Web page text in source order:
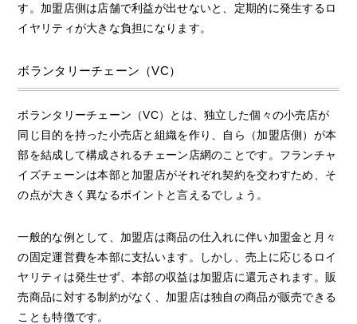
す。加盟店側は店舗で利益が出せないと、定期的に発生するロ
イヤリティが大きな負担になります。
ボランタリーチェーン（VC）
ボランタリーチェーン（VC）とは、独立した個々の小売店が
同じ目的を持った小売店と組織を作り、自ら（加盟店側）が本
部を結成して構成されるチェーン店網のことです。フランチャ
イズチェーンは本部と加盟店がそれぞれ契約を交わすため、そ
の点が大きく異なるポイントと言えるでしょう。
一般的な例として、加盟店は商品の仕入れに伴い加盟金と月々
の固定運営費を本部に支払います。しかし、売上に応じるロイ
ヤリティは発生せず、本部の収益は加盟店に還元されます。販
売商品に対する制約がなく、加盟店は独自の商品が販売できる
ことも特徴です。